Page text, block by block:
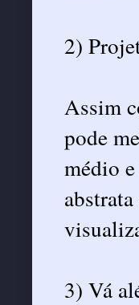
2)
Assim
pode
médio
3) Vá